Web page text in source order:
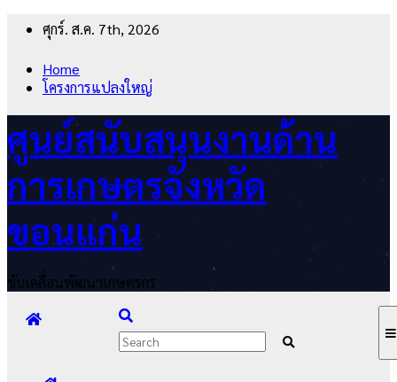
ศุกร์. ส.ค. 7th, 2026
Home
โครงการแปลงใหญ่
ศูนย์สนับสนุนงานด้าน
การเกษตรจังหวัด
ขอนแก่น
ขับเคลื่อนพัฒนาเกษตรกร